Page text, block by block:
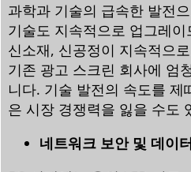
과학과 기술의 급속한 발전
기술도 지속적으로 업그레
신소재, 신공정이 지속적으
기존 광고 스크린 회사에 엄
니다. 기술 발전의 속도를 제
은 시장 경쟁력을 잃을 수도
네트워크 보안 및 데이